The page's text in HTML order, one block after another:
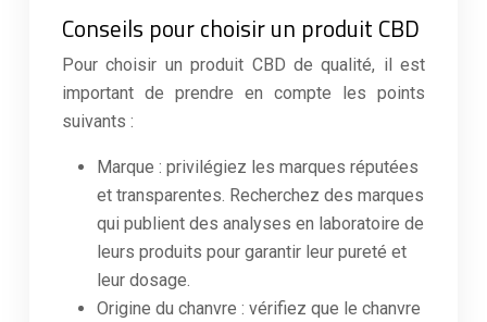
Conseils pour choisir un produit CBD
Pour choisir un produit CBD de qualité, il est
important de prendre en compte les points
suivants :
Marque : privilégiez les marques réputées
et transparentes. Recherchez des marques
qui publient des analyses en laboratoire de
leurs produits pour garantir leur pureté et
leur dosage.
Origine du chanvre : vérifiez que le chanvre